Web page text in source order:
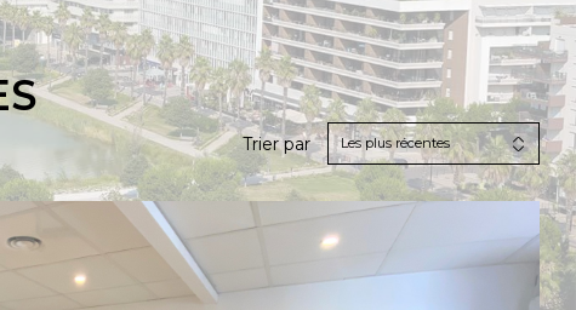
Trier par Les plus récentes